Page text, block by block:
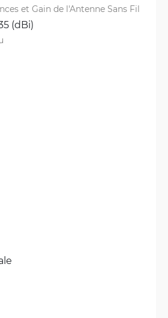
et Gain de l'Antenne Sans Fil
(dBi)